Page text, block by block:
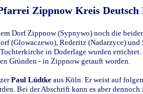
Zippnow Kreis Deutsch
Dorf Zippnow (Sypnywo) noch die
(Glowaczewo), Rederitz (Nadarzyce)
in Doderlage wurden
Gründen - in Zippnow getauft worden.
Paul Lüdtke aus Köln. Er weist auf
Bei der Abschrift kann es aber